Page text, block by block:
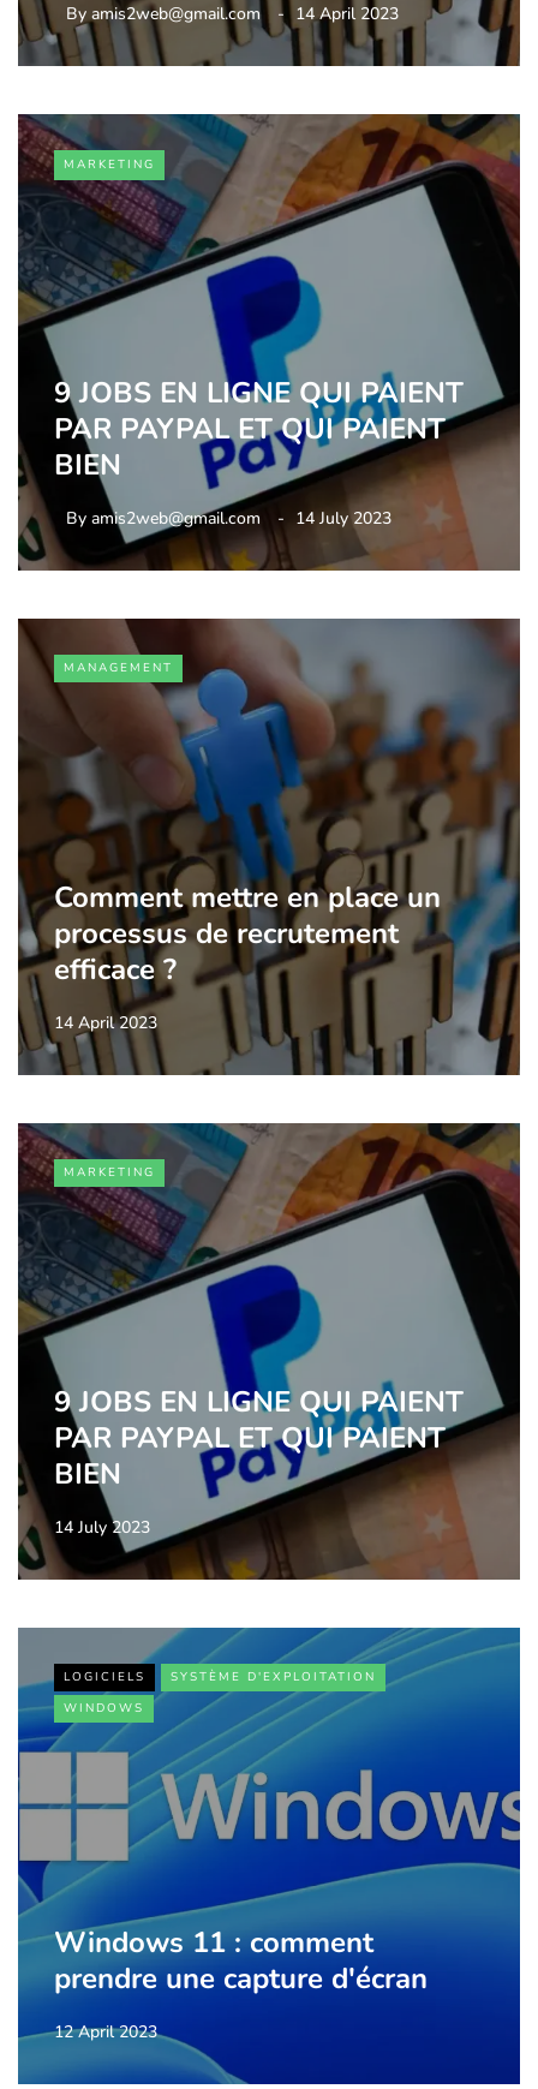
By amis2web@gmail.com 14 April 2023
MARKETING
9 JOBS EN LIGNE QUI PAIENT
PAR PAYPAL ET QUI PAIENT
BIEN
By amis2web@gmail.com 14 July 2023
MANAGEMENT
Comment mettre en place un
processus de recrutement
efficace ?
14 April 2023
MARKETING
9 JOBS EN LIGNE QUI PAIENT
PAR PAYPAL ET QUI PAIENT
BIEN
14 July 2023
LOGICIELS
SYSTÈME D'EXPLOITATION
WINDOWS
Windows 11 : comment
prendre une capture d'écran
12 April 2023